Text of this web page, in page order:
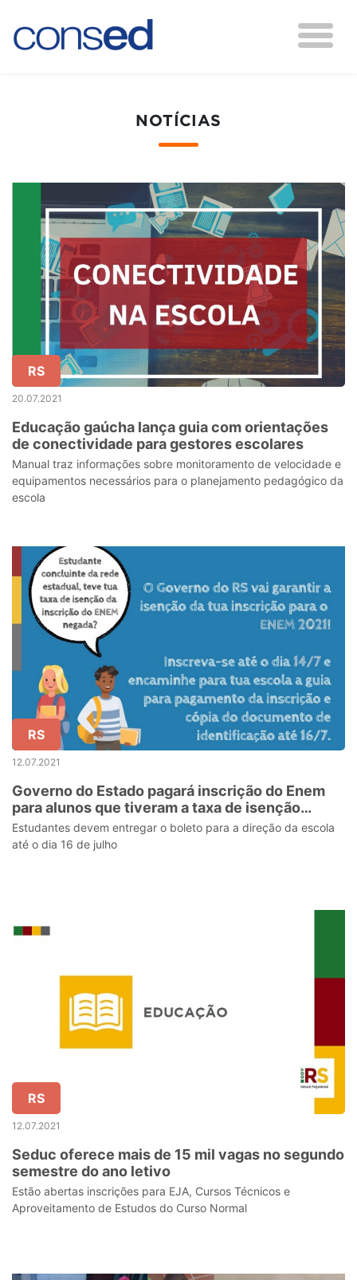
NOTÍCIAS
RS
20.07.2021
Educação gaúcha lança guia com orientações
de conectividade para gestores escolares
Manual traz informações sobre monitoramento de velocidade e
equipamentos necessários para o planejamento pedagógico da
escola
RS
12.07.2021
Governo do Estado pagará inscrição do Enem
para alunos que tiveram a taxa de isenção
negada
Estudantes devem entregar o boleto para a direção da escola
até o dia 16 de julho
RS
12.07.2021
Seduc oferece mais de 15 mil vagas no segundo
semestre do ano letivo
Estão abertas inscrições para EJA, Cursos Técnicos e
Aproveitamento de Estudos do Curso Normal